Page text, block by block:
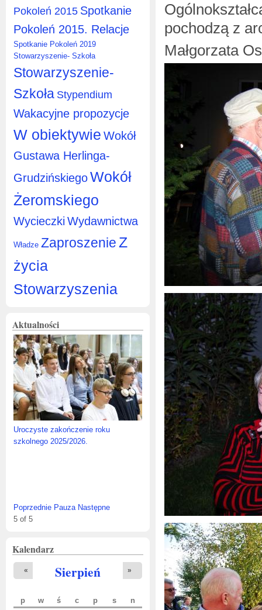
Pokoleń 2015 Spotkanie
Pokoleń 2015. Relacje
Spotkanie Pokoleń 2019
Stowarzyszenie- Szkoła
Stowarzyszenie-
Szkoła Stypendium
Wakacyjne propozycje
W obiektywie Wokół
Gustawa Herlinga-
GrudzińskiegoWokół
Żeromskiego
Wycieczki Wydawnictwa
Władze ZaproszenieZ
życia
Stowarzyszenia
Aktualności
Uroczyste zakończenie roku
szkolnego 2025/2026.
Poprzednie Pauza Następne
5 of 5
Kalendarz
Sierpień
« »
p w ś c p s
n
pochodzą z
Małgorzata